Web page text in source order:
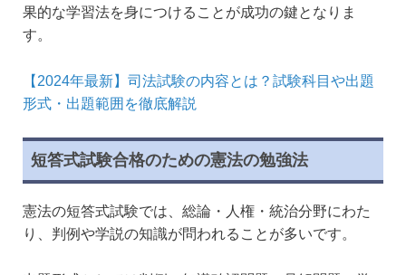
果的な学習法を身につけることが成功の鍵となりま
す。
【2024年最新】司法試験の内容とは？試験科目や出題
形式・出題範囲を徹底解説
短答式試験合格のための憲法の勉強法
憲法の短答式試験では、総論・人権・統治分野にわた
り、判例や学説の知識が問われることが多いです。